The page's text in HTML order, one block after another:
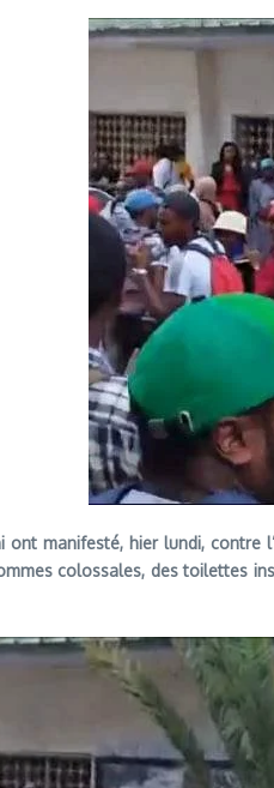
ont manifesté, hier lundi, contre
colossales, des toilettes